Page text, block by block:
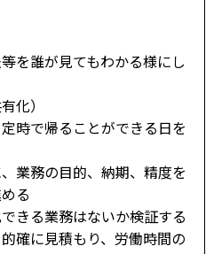
を誰が見てもわかる様にし
化）
時で帰ることができる日を
業務の目的、納期、精度を
る
きる業務はないか検証する
確に見積もり、労働時間の